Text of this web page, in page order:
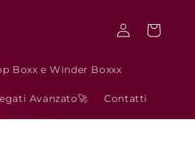
Boxx e Winder Boxxx
Avanzato🚀 Contatti
Accedi Carrello